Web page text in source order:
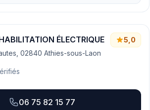
ÉLECTRIQUE
02840 Athies-sous-Laon
5,0
06 75 82 15 77